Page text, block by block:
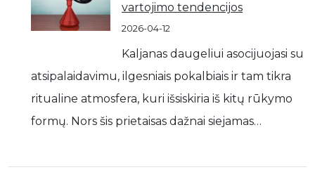
vartojimo tendencijos
2026-04-12
Kaljanas daugeliui asocijuojasi su
atsipalaidavimu, ilgesniais pokalbiais ir tam tikra
ritualine atmosfera, kuri išsiskiria iš kitų rūkymo
formų. Nors šis prietaisas dažnai siejamas…